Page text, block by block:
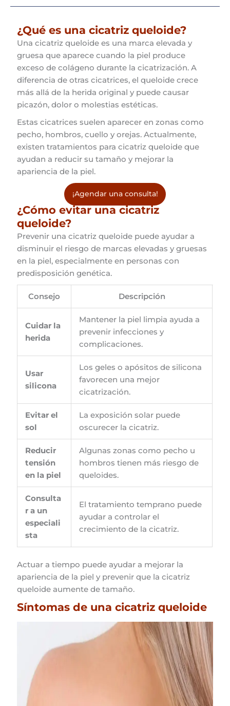
¿Qué es una cicatriz queloide?
Una cicatriz queloide es una marca elevada y
gruesa que aparece cuando la piel produce
exceso de colágeno durante la cicatrización. A
diferencia de otras cicatrices, el queloide crece
más allá de la herida original y puede causar
picazón, dolor o molestias estéticas.
Estas cicatrices suelen aparecer en zonas como
pecho, hombros, cuello y orejas. Actualmente,
existen tratamientos para cicatriz queloide que
ayudan a reducir su tamaño y mejorar la
apariencia de la piel.
¡Agendar una consulta!
¿Cómo evitar una cicatriz
queloide?
Prevenir una cicatriz queloide puede ayudar a
disminuir el riesgo de marcas elevadas y gruesas
en la piel, especialmente en personas con
predisposición genética.
Consejo Descripción
Cuidar la
herida
Mantener la piel limpia ayuda a
prevenir infecciones y
complicaciones.
Usar
silicona
Los geles o apósitos de silicona
favorecen una mejor
cicatrización.
Evitar el
sol
La exposición solar puede
oscurecer la cicatriz.
Reducir
tensión
en la piel
Algunas zonas como pecho u
hombros tienen más riesgo de
queloides.
Consulta
r a un
especiali
sta
El tratamiento temprano puede
ayudar a controlar el
crecimiento de la cicatriz.
Actuar a tiempo puede ayudar a mejorar la
apariencia de la piel y prevenir que la cicatriz
queloide aumente de tamaño.
Síntomas de una cicatriz queloide